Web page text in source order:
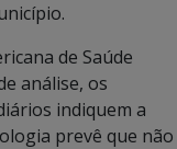
de Saúde
análise, os
indiquem a
prevê que não